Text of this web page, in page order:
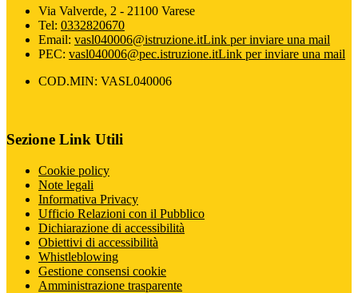
Via Valverde, 2 - 21100 Varese
Tel: 0332820670
Email: vasl040006@istruzione.itLink per inviare una mail
PEC: vasl040006@pec.istruzione.itLink per inviare una mail
COD.MIN: VASL040006
Sezione Link Utili
Cookie policy
Note legali
Informativa Privacy
Ufficio Relazioni con il Pubblico
Dichiarazione di accessibilità
Obiettivi di accessibilità
Whistleblowing
Gestione consensi cookie
Amministrazione trasparente